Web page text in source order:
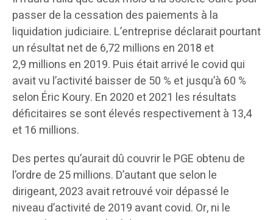
passer de la cessation des paiements à la
liquidation judiciaire. L’entreprise déclarait pourtant
un résultat net de 6,72 millions en 2018 et
2,9 millions en 2019. Puis était arrivé le covid qui
avait vu l’activité baisser de 50 % et jusqu’à 60 %
selon Éric Koury. En 2020 et 2021 les résultats
déficitaires se sont élevés respectivement à 13,4
et 16 millions.
Des pertes qu’aurait dû couvrir le PGE obtenu de
l’ordre de 25 millions. D’autant que selon le
dirigeant, 2023 avait retrouvé voir dépassé le
niveau d’activité de 2019 avant covid. Or, ni le